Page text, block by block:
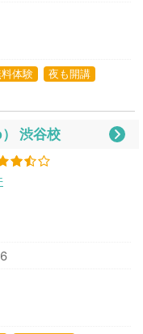
体験
夜も開講
渋谷校